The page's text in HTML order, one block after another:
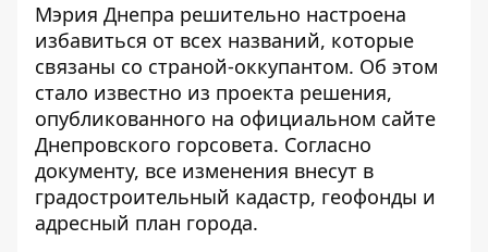
Мэрия Днепра решительно настроена
избавиться от всех названий, которые
связаны со страной-оккупантом. Об этом
стало известно из проекта решения,
опубликованного на официальном сайте
Днепровского горсовета. Согласно
документу, все изменения внесут в
градостроительный кадастр, геофонды и
адресный план города.